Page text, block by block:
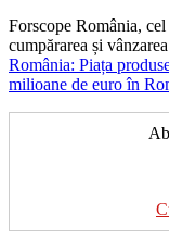
Forscope România,
cumpărarea și
România: Piața
milioane de euro în